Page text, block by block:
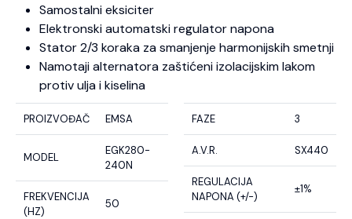
Samostalni eksiciter
Elektronski automatski regulator napona
Stator 2/3 koraka za smanjenje harmonijskih smetnji
Namotaji alternatora zaštićeni izolacijskim lakom
protiv ulja i kiselina
PROIZVOĐAČ EMSA
MODEL
EGK280-
240N
FREKVENCIJA
(HZ)
50
FAZE 3
A.V.R. SX440
REGULACIJA
NAPONA (+/-)
±1%